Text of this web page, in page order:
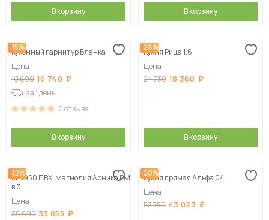
В корзину В корзину
-15%
Кухонный гарнитур Бланка
Цена
19 690 16 740
за 1 день
2отзыва
В корзину
-26%
Кухня Рица 1,6
Цена
24 730 18 360
В корзину
-12%
КГ 1950 ПВХ, Магнолия Арника РМ
в.3
Цена
38 690 33 855
-20%
Кухня прямая Альфа 04
Цена
53 750 43 023